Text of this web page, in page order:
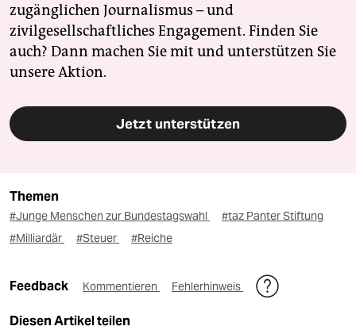
zugänglichen Journalismus – und
zivilgesellschaftliches Engagement. Finden Sie
auch? Dann machen Sie mit und unterstützen Sie
unsere Aktion.
Jetzt unterstützen
Themen
#Junge Menschen zur Bundestagswahl
#taz Panter Stiftung
#Milliardär
#Steuer #Reiche
Feedback Kommentieren Fehlerhinweis
Diesen Artikel teilen